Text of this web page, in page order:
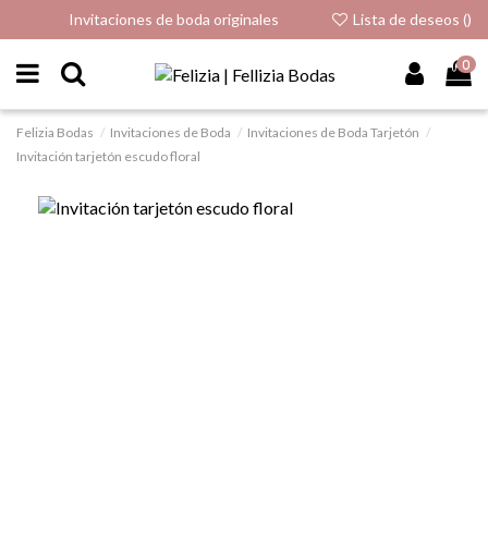
Invitaciones de boda originales Lista de deseos ()
0
Felizia Bodas Invitaciones de Boda
Invitaciones de Boda Tarjetón
Invitación tarjetón escudo floral